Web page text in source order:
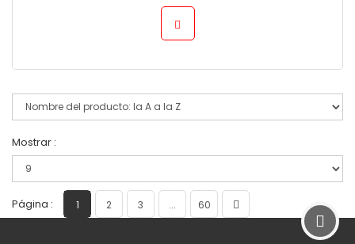
Mostrar :
Página : 1 2 3 ... 60